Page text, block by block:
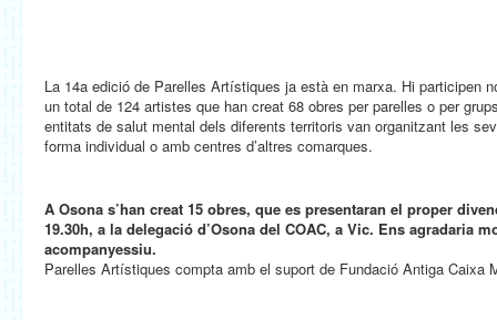
La 14a edició de Parelles Artístiques ja està en marxa. Hi participen
un total de 124 artistes que han creat 68 obres per parelles o per
entitats de salut mental dels diferents territoris van organitzant les
forma individual o amb centres d’altres comarques.
A Osona s’han creat 15 obres, que es presentaran el proper
19.30h, a la delegació d’Osona del COAC, a Vic. Ens agradaria
acompanyessiu.
Parelles Artístiques compta amb el suport de Fundació Antiga Caixa